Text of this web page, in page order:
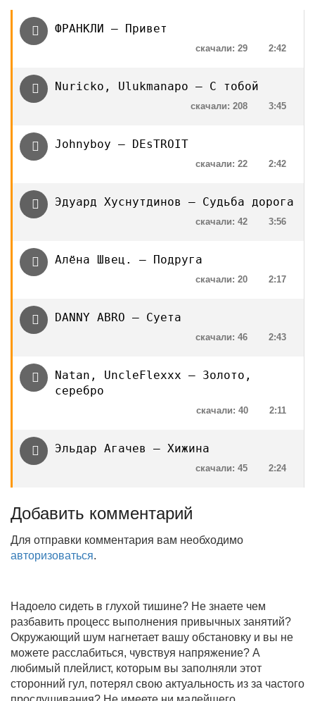
ФРАНКЛИ — Привет
2:42
скачали: 29
Nuricko, Ulukmanapo — С тобой
3:45
скачали: 208
Johnyboy — DEsTROIT
2:42
скачали: 22
Эдуард Хуснутдинов — Судьба дорога
3:56
скачали: 42
Алёна Швец. — Подруга
2:17
скачали: 20
DANNY ABRO — Суета
2:43
скачали: 46
Natan, UncleFlexxx — Золото,
серебро
2:11
скачали: 40
Эльдар Агачев — Хижина
2:24
скачали: 45
Добавить комментарий
Для отправки комментария вам необходимо
авторизоваться.
Надоело сидеть в глухой тишине? Не знаете чем
разбавить процесс выполнения привычных занятий?
Окружающий шум нагнетает вашу обстановку и вы не
можете расслабиться, чувствуя напряжение? А
любимый плейлист, которым вы заполняли этот
сторонний гул, потерял свою актуальность из за частого